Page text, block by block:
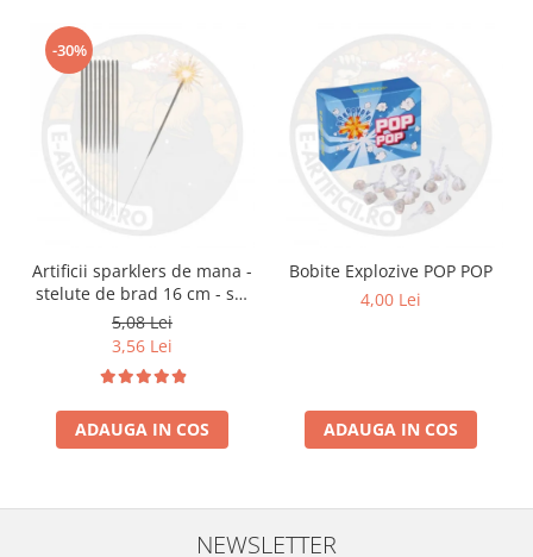
-30%
Artificii sparklers de mana -
stelute de brad 16 cm - set
10 buc
5,08 Lei
3,56 Lei
ADAUGA IN COS
Bobite Explozive POP POP
4,00 Lei
ADAUGA IN COS
NEWSLETTER